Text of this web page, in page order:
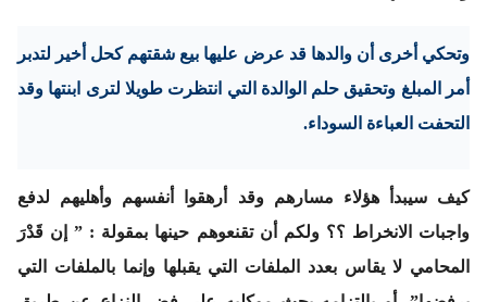
وتحكي أخرى أن والدها قد عرض عليها بيع شقتهم كحل أخير لتدبر
أمر المبلغ وتحقيق حلم الوالدة التي انتظرت طويلا لترى ابنتها وقد
التحفت العباءة السوداء.
كيف سيبدأ هؤلاء مسارهم وقد أرهقوا أنفسهم وأهليهم لدفع
واجبات الانخراط ؟؟ ولكم أن تقنعوهم حينها بمقولة : ” إن قَدْرَ
المحامي لا يقاس بعدد الملفات التي يقبلها وإنما بالملفات التي